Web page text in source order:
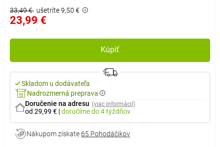
33,49 € ušetríte 9,50 €
23,99 €
Kúpiť
Skladom u dodávateľa
Nadrozmerná preprava
Doručenie na adresu (viac informácií)
od 29,99 € |doručímedo 4 týždňov
Nákupom získate 65 Pohodáčikov